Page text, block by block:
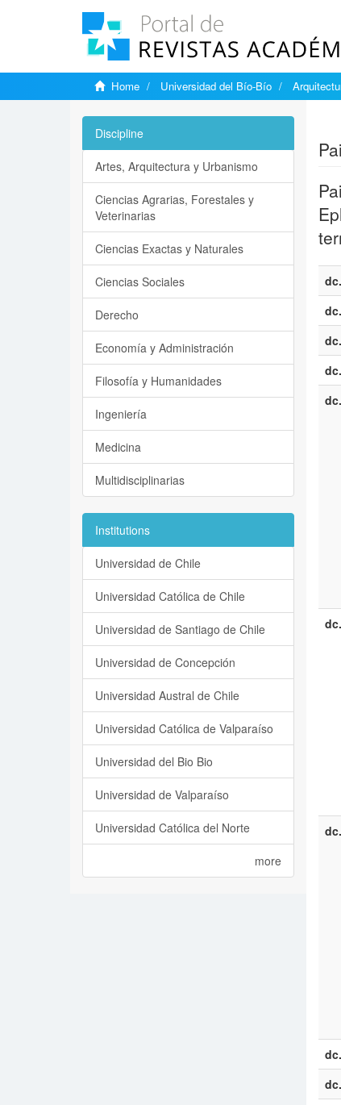
Home Universidad del Bío-Bío
Discipline
Artes, Arquitectura y Urbanismo
Ciencias Agrarias, Forestales y
Veterinarias
Ciencias Exactas y Naturales
Ciencias Sociales
Derecho
Economía y Administración
Filosofía y Humanidades
Ingeniería
Medicina
Multidisciplinarias
Institutions
Universidad de Chile
Universidad Católica de Chile
Universidad de Santiago de Chile
Universidad de Concepción
Universidad Austral de Chile
Universidad Católica de Valparaíso
Universidad del Bio Bio
Universidad de Valparaíso
Universidad Católica del Norte
more